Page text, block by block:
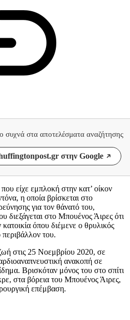
συχνά στα αποτελέσματα αναζήτησης
στην Google
είχε εμπλοκή στην κατ’ οίκον
η οποία βρίσκεται στο
για τον θάνατό του,
διεξάγεται στο Μπουένος Άιρες ότι
όπου διέμενε ο θρυλικός
του.
στις 25 Νοεμβρίου 2020, σε
ανακοπή σε
Βρισκόταν μόνος του στο σπίτι
στα βόρεια του Μπουένος Άιρες,
επέμβαση.